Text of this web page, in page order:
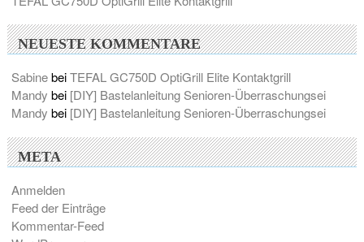
NEUESTE KOMMENTARE
SabinebeiTEFAL GC750D OptiGrill Elite Kontaktgrill
Mandy bei [DIY] Bastelanleitung Senioren-Überraschungsei
Mandy bei [DIY] Bastelanleitung Senioren-Überraschungsei
META
Anmelden
Feed der Einträge
Kommentar-Feed